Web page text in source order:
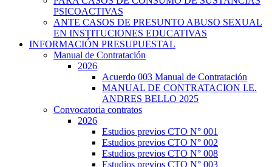
PSICOACTIVAS
ANTE CASOS DE PRESUNTO ABUSO SEXUAL
EN INSTITUCIONES EDUCATIVAS
INFORMACIÓN PRESUPUESTAL
Manual de Contratación
2026
Acuerdo 003 Manual de Contratación
MANUAL DE CONTRATACION I.E.
ANDRES BELLO 2025
Convocatoria contratos
2026
Estudios previos CTO N° 001
Estudios previos CTO N° 002
Estudios previos CTO N° 008
Estudios previos CTO N° 003